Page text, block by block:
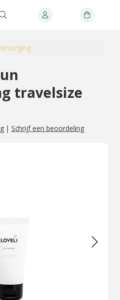
travelsize
| Schrijf een beoordeling